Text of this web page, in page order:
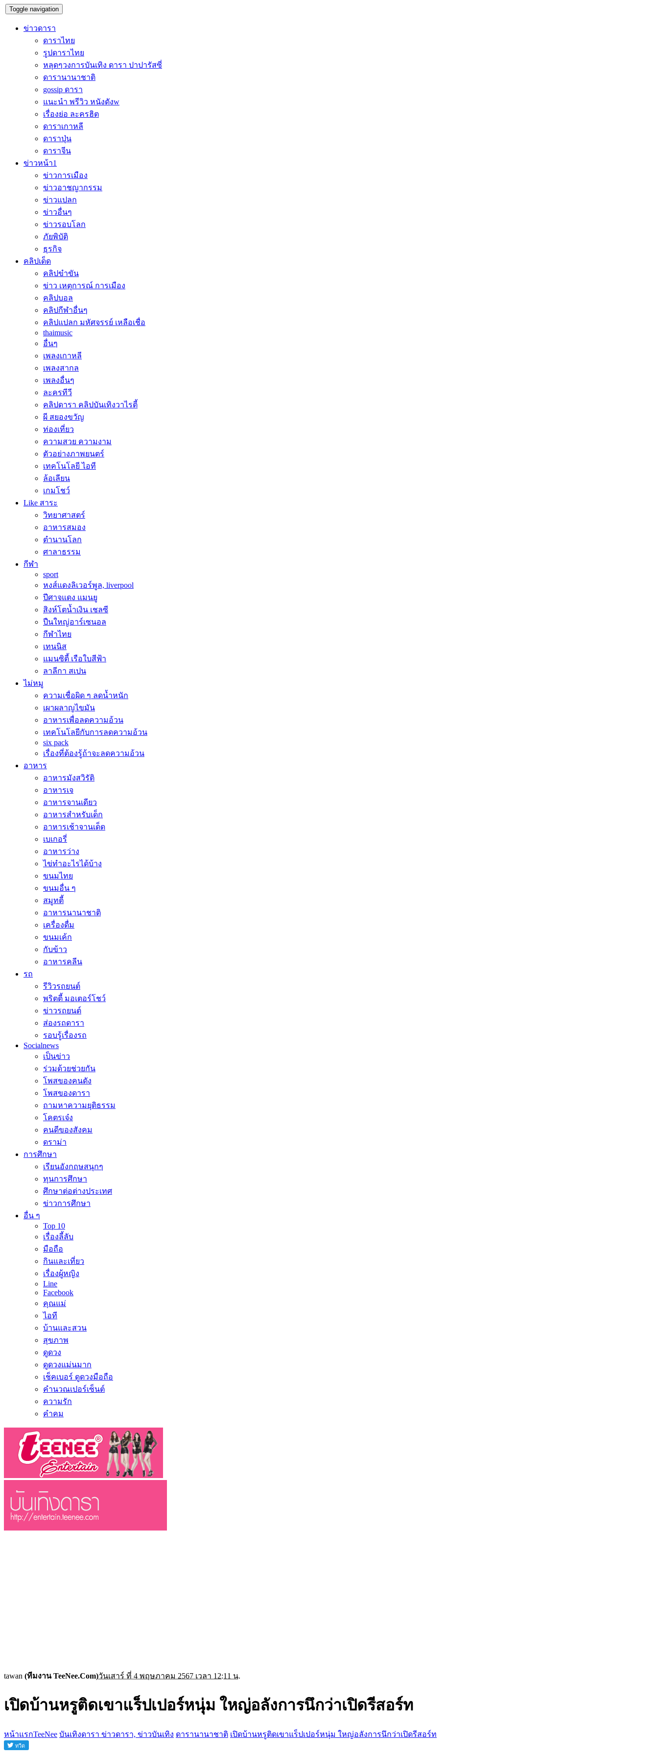
Toggle navigation
ข่าวดารา
ดาราไทย
รูปดาราไทย
หลุดๆวงการบันเทิง ดารา ปาปารัสซี่
ดารานานาชาติ
gossip ดารา
แนะนำ พรีวิว หนังดังw
เรื่องย่อ ละครฮิต
ดาราเกาหลี
ดาราปุ่น
ดาราจีน
ข่าวหน้า1
ข่าวการเมือง
ข่าวอาชญากรรม
ข่าวแปลก
ข่าวอื่นๆ
ข่าวรอบโลก
ภัยพิบัติ
ธุรกิจ
คลิปเด็ด
คลิปขำขัน
ข่าว เหตุการณ์ การเมือง
คลิปบอล
คลิปกีฬาอื่นๆ
คลิปแปลก มหัศจรรย์ เหลือเชื่อ
thaimusic
อื่นๆ
เพลงเกาหลี
เพลงสากล
เพลงอื่นๆ
ละครทีวี
คลิปดารา คลิปบันเทิงวาไรตี้
ผี สยองขวัญ
ท่องเที่ยว
ความสวย ความงาม
ตัวอย่างภาพยนตร์
เทคโนโลยี ไอที
ล้อเลียน
เกมโชว์
Like สาระ
วิทยาศาสตร์
อาหารสมอง
ตำนานโลก
ศาลาธรรม
กีฬา
sport
หงส์แดงลิเวอร์พูล, liverpool
ปีศาจแดง แมนยู
สิงห์โตน้ำเงิน เชลซี
ปืนใหญ่อาร์เซนอล
กีฬาไทย
เทนนิส
แมนซิตี้ เรือใบสีฟ้า
ลาลีกา สเปน
ไม่หมู
ความเชื่อผิด ๆ ลดน้ำหนัก
เผาผลาญไขมัน
อาหารเพื่อลดความอ้วน
เทคโนโลยีกับการลดความอ้วน
six pack
เรื่องที่ต้องรู้ถ้าจะลดความอ้วน
อาหาร
อาหารมังสวิรัติ
อาหารเจ
อาหารจานเดียว
อาหารสำหรับเด็ก
อาหารเช้าจานเด็ด
เบเกอรี่
อาหารว่าง
ไข่ทำอะไรได้บ้าง
ขนมไทย
ขนมอื่น ๆ
สมูทตี้
อาหารนานาชาติ
เครื่องดื่ม
ขนมเค้ก
กับข้าว
อาหารคลีน
รถ
รีวิวรถยนต์
พริตตี้ มอเตอร์โชว์
ข่าวรถยนต์
ส่องรถดารา
รอบรู้เรื่องรถ
Socialnews
เป็นข่าว
ร่วมด้วยช่วยกัน
โพสของคนดัง
โพสของดารา
ถามหาความยุติธรรม
โคตรเจ๋ง
คนดีของสังคม
ดราม่า
การศึกษา
เรียนอังกฤษสนุกๆ
ทุนการศึกษา
ศึกษาต่อต่างประเทศ
ข่าวการศึกษา
อื่น ๆ
Top 10
เรื่องลี้ลับ
มือถือ
กินและเที่ยว
เรื่องผู้หญิง
Line
Facebook
คุณแม่
ไอที
บ้านและสวน
สุขภาพ
ดูดวง
ดูดวงแม่นมาก
เช็คเบอร์ ดูดวงมือถือ
คำนวณเปอร์เซ็นต์
ความรัก
คำคม
tawan (ทีมงาน TeeNee.Com)วันเสาร์ ที่ 4 พฤษภาคม 2567 เวลา 12:11 น.
เปิดบ้านหรูติดเขาแร็ปเปอร์หนุ่ม ใหญ่อลังการนึกว่าเปิดรีสอร์ท
หน้าแรกTeeNee บันเทิงดารา ข่าวดารา, ข่าวบันเทิง ดารานานาชาติ เปิดบ้านหรูติดเขาแร็ปเปอร์หนุ่ม ใหญ่อลังการนึกว่าเปิดรีสอร์ท